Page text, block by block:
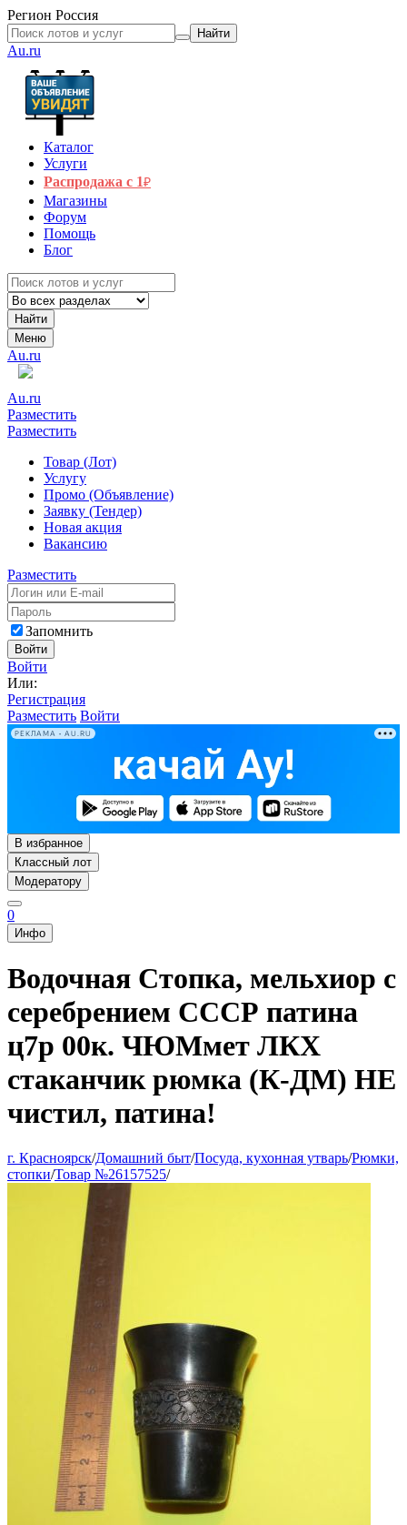
Регион Россия
Найти
Au.ru
Каталог
Услуги
Распродажа с 1₽
Магазины
Форум
Помощь
Блог
Найти
Меню
Au.ru
Au.ru
Разместить
Разместить
Товар (Лот)
Услугу
Промо (Объявление)
Заявку (Тендер)
Новая акция
Вакансию
Разместить
Запомнить
Войти
Войти
Или:
Регистрация
Разместить Войти
РЕКЛАМА • AU.RU
В избранное
Классный лот
Модератору
0
Инфо
Водочная Стопка, мельхиор с
серебрением СССР патина
ц7р 00к. ЧЮМмет ЛКХ
стаканчик рюмка (К-ДМ) НЕ
чистил, патина!
г. Красноярск/Домашний быт/Посуда, кухонная утварь/Рюмки,
стопки/Товар №26157525/